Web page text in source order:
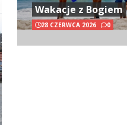
Wakacje z Bogiem
28 CZERWCA 2026 0